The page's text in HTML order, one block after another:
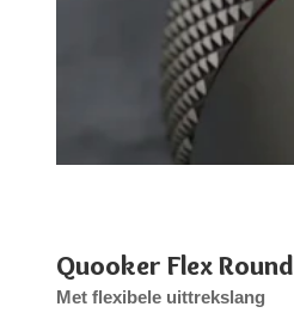
Quooker Flex Round
Met flexibele uittrekslang